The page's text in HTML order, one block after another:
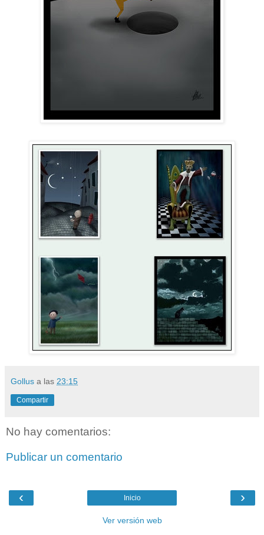
Gollus a las 23:15
Compartir
No hay comentarios:
Publicar un comentario
‹ ›
Inicio
Ver versión web